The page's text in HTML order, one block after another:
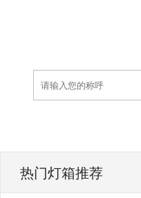
热门灯箱推荐